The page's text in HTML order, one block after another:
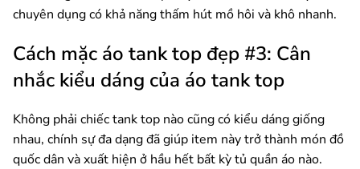
chuyên dụng có khả năng thấm hút mồ hôi và khô nhanh.
Cách mặc áo tank top đẹp #3: Cân
nhắc kiểu dáng của áo tank top
Không phải chiếc tank top nào cũng có kiểu dáng giống
nhau, chính sự đa dạng đã giúp item này trở thành món đồ
quốc dân và xuất hiện ở hầu hết bất kỳ tủ quần áo nào.